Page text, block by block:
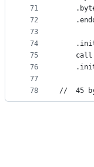
71
72
73
74
75
76
77
78
//